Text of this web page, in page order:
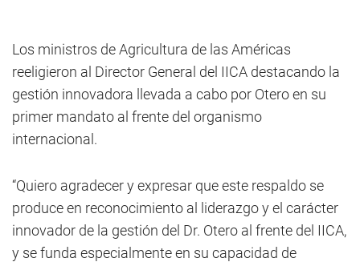
Los ministros de Agricultura de las Américas
reeligieron al Director General del IICA destacando la
gestión innovadora llevada a cabo por Otero en su
primer mandato al frente del organismo
internacional.
“Quiero agradecer y expresar que este respaldo se
produce en reconocimiento al liderazgo y el carácter
innovador de la gestión del Dr. Otero al frente del IICA,
y se funda especialmente en su capacidad de